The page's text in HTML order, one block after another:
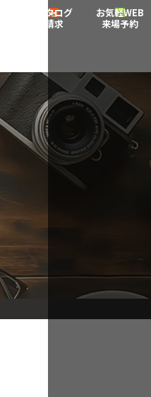
カタログ
請求
リ
ン
ク
お気軽WEB
来場予約